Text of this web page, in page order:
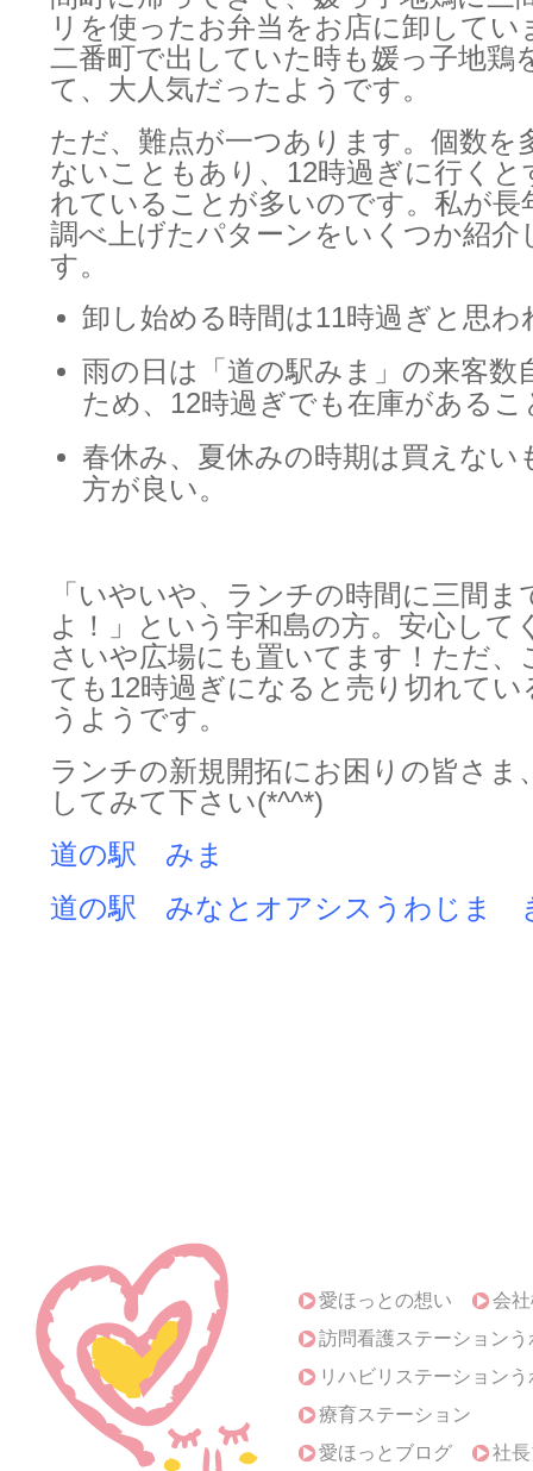
リを使ったお弁当をお店に卸してい
二番町で出していた時も媛っ子地鶏
て、大人気だったようです。
ただ、難点が一つあります。個数を
ないこともあり、12時過ぎに行くと
れていることが多いのです。私が長
調べ上げたパターンをいくつか紹介
す。
卸し始める時間は11時過ぎと思わ
雨の日は「道の駅みま」の来客数
ため、12時過ぎでも在庫があるこ
春休み、夏休みの時期は買えない
方が良い。
「いやいや、ランチの時間に三間ま
よ！」という宇和島の方。安心して
さいや広場にも置いてます！ただ、
ても12時過ぎになると売り切れて
うようです。
ランチの新規開拓にお困りの皆さま
してみて下さい(*^^*)
道の駅 みま
道の駅 みなとオアシスうわじま
愛ほっとの想い
会
訪問看護ステーションう
リハビリステーション
療育ステーション
愛ほっとブログ
社